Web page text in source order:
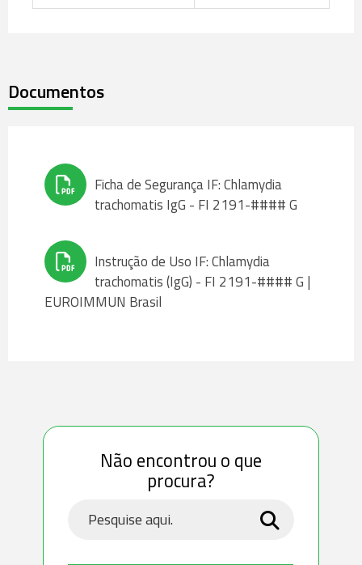
Documentos
Ficha de Segurança IF: Chlamydia
trachomatis IgG - FI 2191-#### G
Instrução de Uso IF: Chlamydia
trachomatis (IgG) - FI 2191-#### G |
EUROIMMUN Brasil
Não encontrou o que
procura?